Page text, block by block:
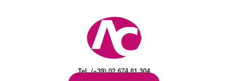
Tel. (+39) 02.674.81.304